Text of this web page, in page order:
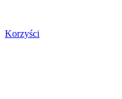
Korzyści